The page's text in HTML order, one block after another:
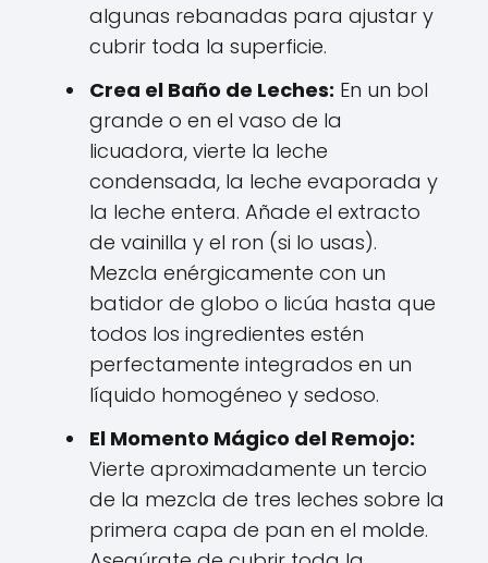
algunas rebanadas para ajustar y
cubrir toda la superficie.
Crea el Baño de Leches: En un bol
grande o en el vaso de la
licuadora, vierte la leche
condensada, la leche evaporada y
la leche entera. Añade el extracto
de vainilla y el ron (si lo usas).
Mezcla enérgicamente con un
batidor de globo o licúa hasta que
todos los ingredientes estén
perfectamente integrados en un
líquido homogéneo y sedoso.
El Momento Mágico del Remojo:
Vierte aproximadamente un tercio
de la mezcla de tres leches sobre la
primera capa de pan en el molde.